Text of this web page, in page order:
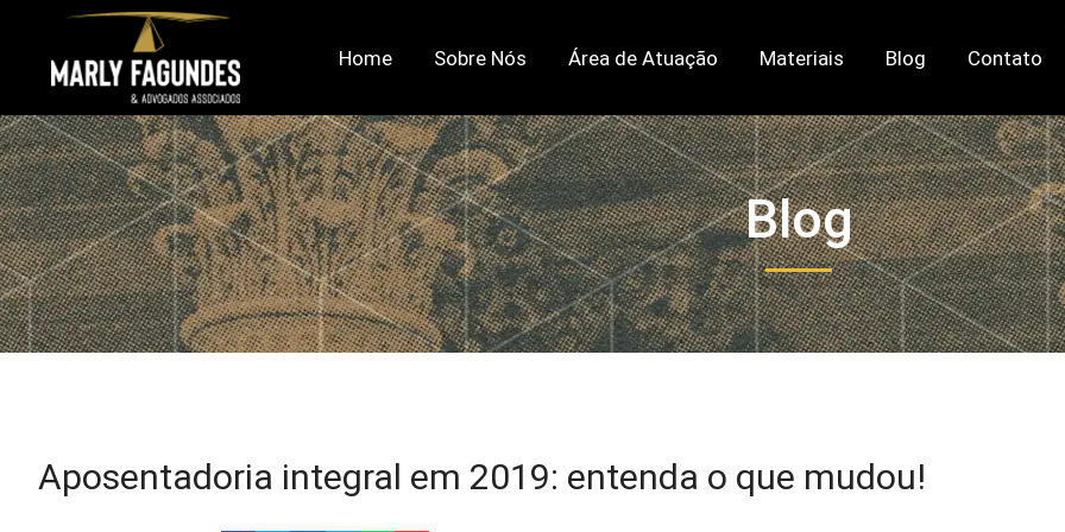
Home Sobre Nós Área de Atuação Materiais Blog Contato
Blog
Aposentadoria integral em 2019: entenda o que mudou!